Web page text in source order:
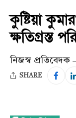
কুষ্টিয়া
ক্ষতিগ্রস্ত
নিজস্ব প্রতিবেদক
SHARE